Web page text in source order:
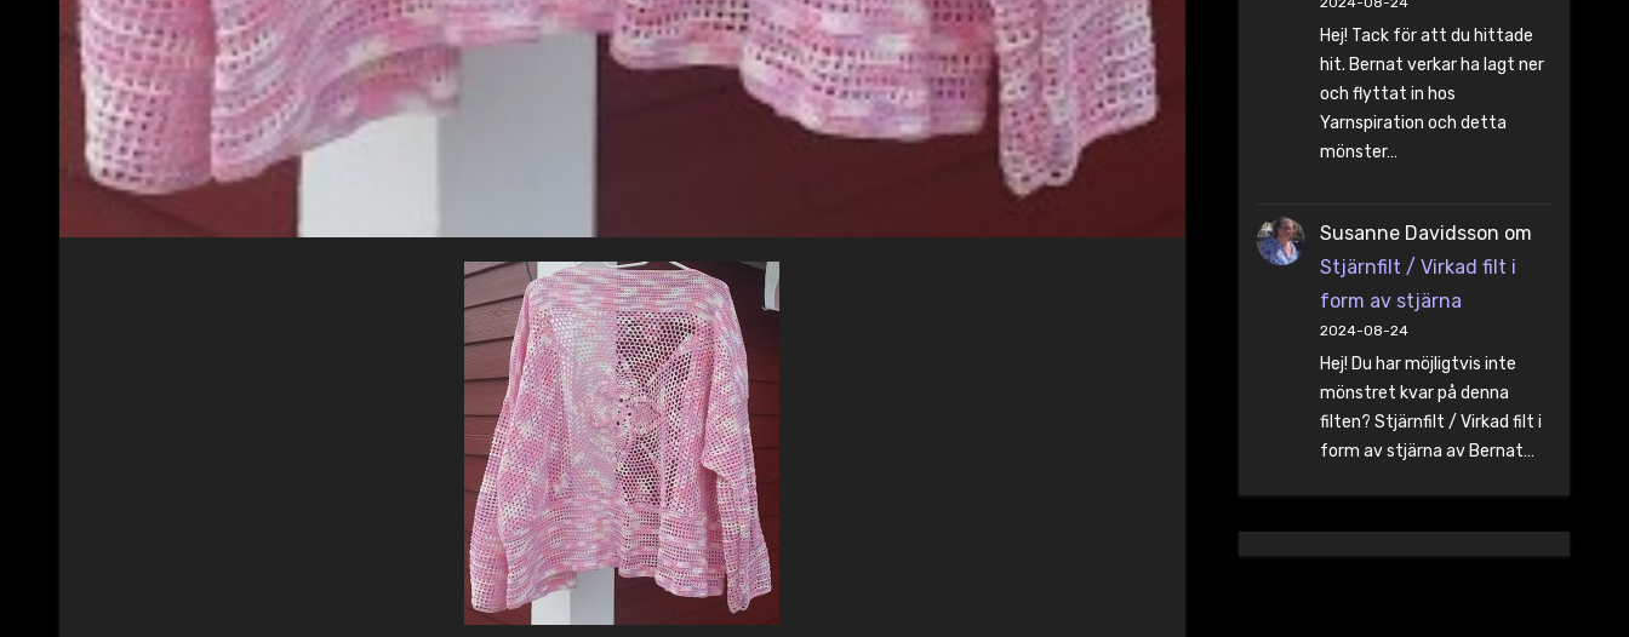
Hej! Tack för att du hittade
hit. Bernat verkar ha lagt ner
och flyttat in hos
Yarnspiration och detta
mönster…
Susanne Davidsson om
Stjärnfilt / Virkad filt i
form av stjärna
2024-08-24
Hej! Du har möjligtvis inte
mönstret kvar på denna
filten? Stjärnfilt / Virkad filt i
form av stjärna av Bernat…